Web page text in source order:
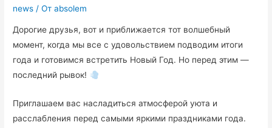
news / От absolem
Дорогие друзья, вот и приближается тот волшебный
момент, когда мы все с удовольствием подводим итоги
года и готовимся встретить Новый Год. Но перед этим —
последний рывок!
Приглашаем вас насладиться атмосферой уюта и
расслабления перед самыми яркими праздниками года.